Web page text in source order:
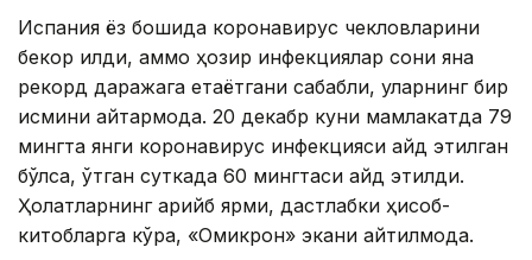
Испания ёз бошида коронавирус чекловларини
бекор қилди, аммо ҳозир инфекциялар сони яна
рекорд даражага етаётгани сабабли, уларнинг бир
қисмини қайтармоқда. 20 декабр куни мамлакатда 79
мингта янги коронавирус инфекцияси қайд этилган
бўлса, ўтган суткада 60 мингтаси қайд этилди.
Ҳолатларнинг қарийб ярми, дастлабки ҳисоб-
китобларга кўра, «Омикрон» экани айтилмоқда.